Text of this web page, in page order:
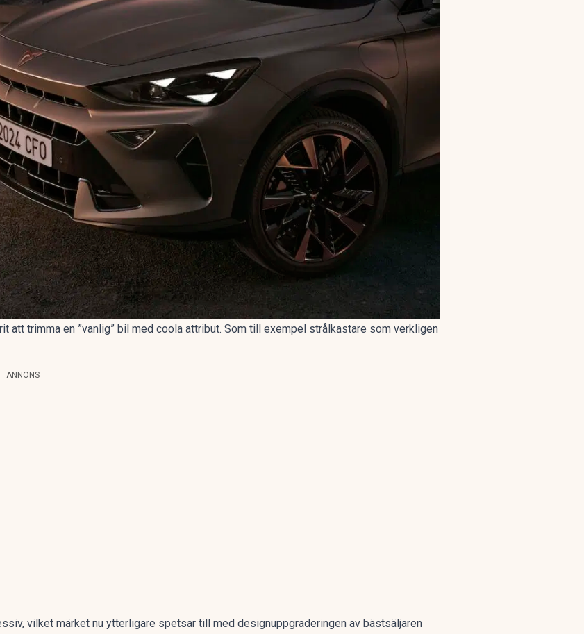
att trimma en ”vanlig” bil med coola attribut. Som till exempel strålkastare som verkligen
ANNONS
vilket märket nu ytterligare spetsar till med designuppgraderingen av bästsäljaren